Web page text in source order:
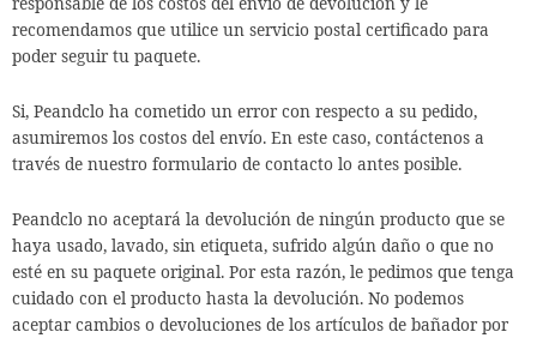
recomendamos que utilice un servicio postal certificado para
poder seguir tu paquete.
Si, Peandclo ha cometido un error con respecto a su pedido,
asumiremos los costos del envío. En este caso, contáctenos a
través de nuestro formulario de contacto lo antes posible.
Peandclo no aceptará la devolución de ningún producto que se
haya usado, lavado, sin etiqueta, sufrido algún daño o que no
esté en su paquete original. Por esta razón, le pedimos que tenga
cuidado con el producto hasta la devolución. No podemos
aceptar cambios o devoluciones de los artículos de bañador por